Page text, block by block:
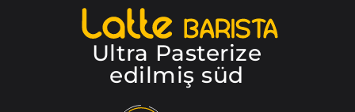
Ultra Pasterize
edilmiş süd